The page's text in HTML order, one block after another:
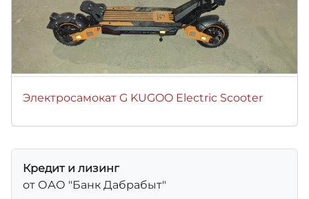
Электросамокат G KUGOO Electric Scooter
Кредит и лизинг
от ОАО "Банк Дабрабыт"